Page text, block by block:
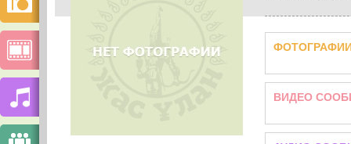
ВИДЕО